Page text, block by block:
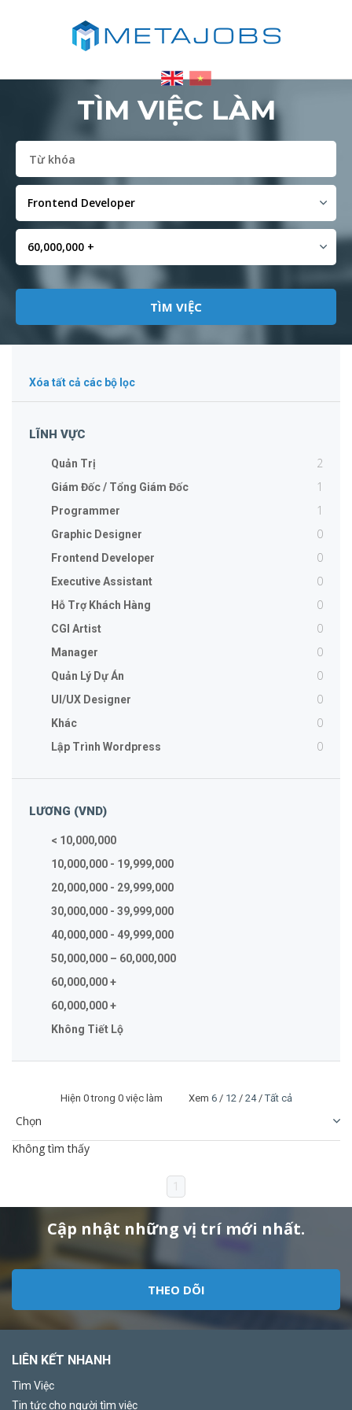
TÌM VIỆC LÀM
Xóa tất cả các bộ lọc
LĨNH VỰC
Quản Trị 2
Giám Đốc / Tổng Giám Đốc 1
Programmer 1
Graphic Designer 0
Frontend Developer 0
Executive Assistant 0
Hỗ Trợ Khách Hàng 0
CGI Artist 0
Manager 0
Quản Lý Dự Án 0
UI/UX Designer 0
Khác 0
Lập Trình Wordpress 0
LƯƠNG (VND)
< 10,000,000
10,000,000 - 19,999,000
20,000,000 - 29,999,000
30,000,000 - 39,999,000
40,000,000 - 49,999,000
50,000,000 – 60,000,000
60,000,000 +
60,000,000 +
Không Tiết Lộ
Hiện 0trong 0 việc làm Xem 6/ 12 / 24/Tất cả
Không tìm thấy
1
Cập nhật những vị trí mới nhất.
THEO DÕI
LIÊN KẾT NHANH
Tìm Việc
Tin tức cho người tìm việc